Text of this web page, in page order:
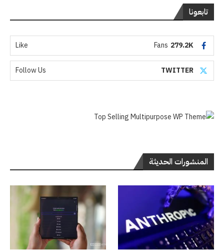
تابعونا
279.2K
Fans
Like
TWITTER
Follow Us
المنشورات الحديثة